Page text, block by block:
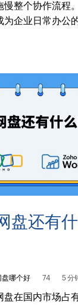
慢整个协作流程
为企业日常办
盘还有
盘哪个好 74 5 分
盘在国内市场占